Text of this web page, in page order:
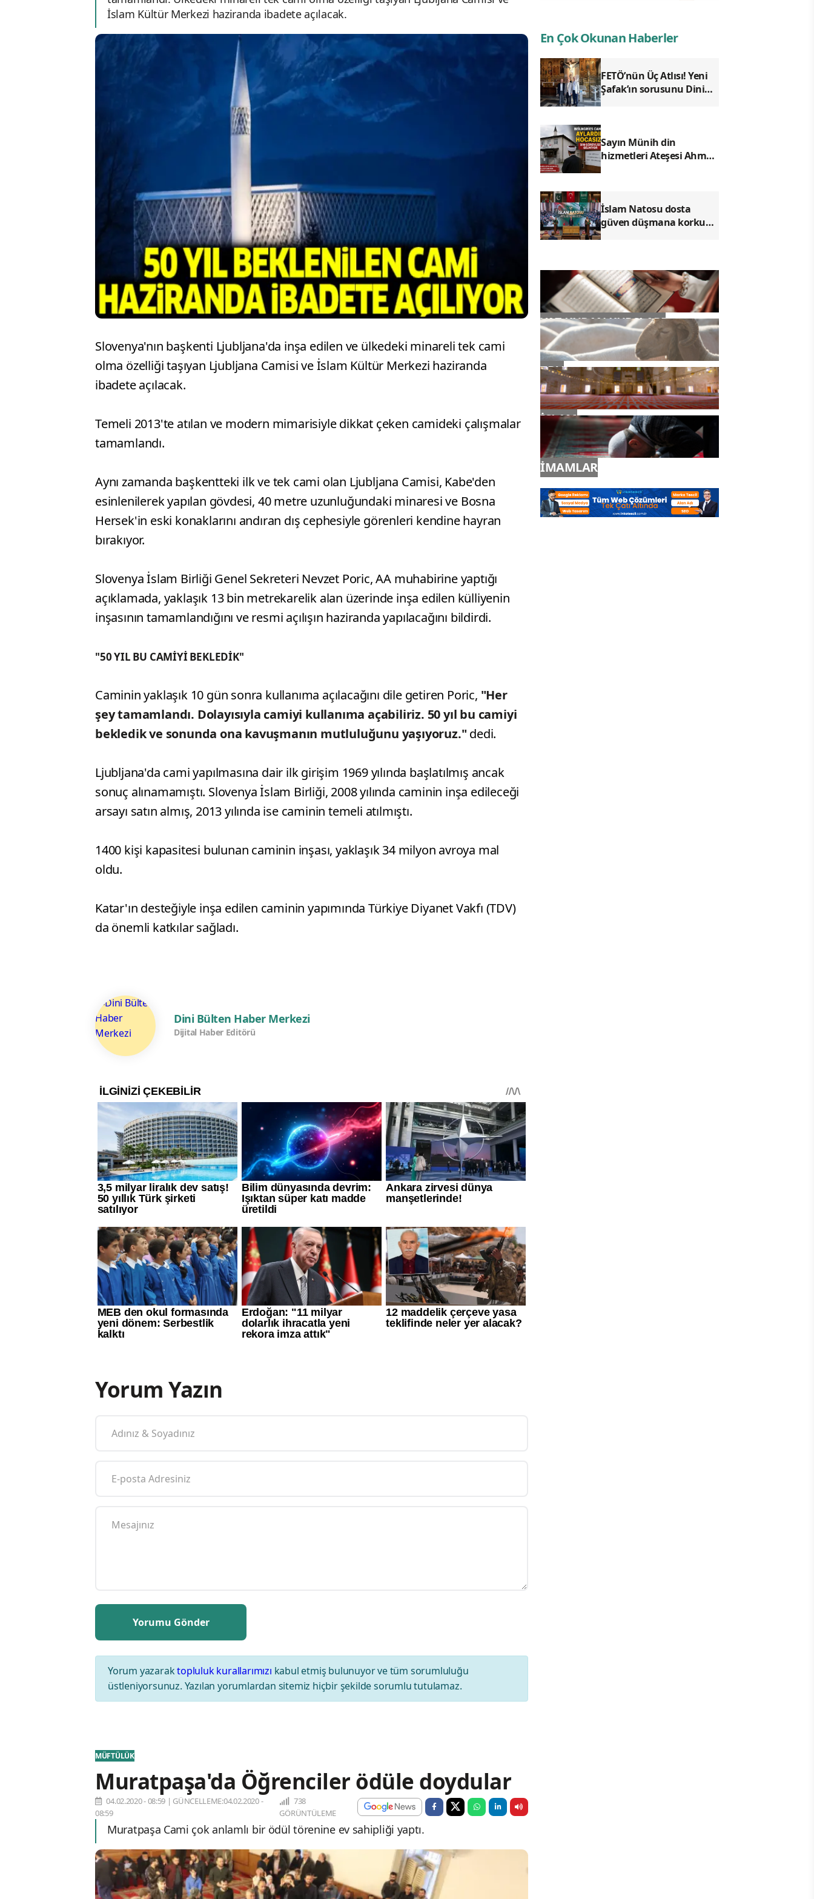
İslam Kültür Merkezi haziranda ibadete açılacak.
Slovenya'nın başkenti Ljubljana'da inşa edilen ve ülkedeki minareli tek cami
olma özelliği taşıyan Ljubljana Camisi ve İslam Kültür Merkezi haziranda
ibadete açılacak.
Temeli 2013'te atılan ve modern mimarisiyle dikkat çeken camideki çalışmalar
tamamlandı.
Aynı zamanda başkentteki ilk ve tek cami olan Ljubljana Camisi, Kabe'den
esinlenilerek yapılan gövdesi, 40 metre uzunluğundaki minaresi ve Bosna
Hersek'in eski konaklarını andıran dış cephesiyle görenleri kendine hayran
bırakıyor.
Slovenya İslam Birliği Genel Sekreteri Nevzet Poric, AA muhabirine yaptığı
açıklamada, yaklaşık 13 bin metrekarelik alan üzerinde inşa edilen külliyenin
inşasının tamamlandığını ve resmi açılışın haziranda yapılacağını bildirdi.
"50 YIL BU CAMİYİ BEKLEDİK"
Caminin yaklaşık 10 gün sonra kullanıma açılacağını dile getiren Poric, "Her
şey tamamlandı. Dolayısıyla camiyi kullanıma açabiliriz. 50 yıl bu camiyi
bekledik ve sonunda ona kavuşmanın mutluluğunu yaşıyoruz." dedi.
Ljubljana'da cami yapılmasına dair ilk girişim 1969 yılında başlatılmış ancak
sonuç alınamamıştı. Slovenya İslam Birliği, 2008 yılında caminin inşa edileceği
arsayı satın almış, 2013 yılında ise caminin temeli atılmıştı.
1400 kişi kapasitesi bulunan caminin inşası, yaklaşık 34 milyon avroya mal
oldu.
Katar'ın desteğiyle inşa edilen caminin yapımında Türkiye Diyanet Vakfı (TDV)
da önemli katkılar sağladı.
Dini Bülten Haber Merkezi
Dijital Haber Editörü
Yorum Yazın
Yorum yazaraktopluluk kurallarımızı kabul etmiş bulunuyor ve tüm sorumluluğu
üstleniyorsunuz. Yazılan yorumlardan sitemiz hiçbir şekilde sorumlu tutulamaz.
MÜFTÜLÜK
Muratpaşa'da Öğrenciler ödüle doydular
04.02.2020 - 08:59 | GÜNCELLEME:04.02.2020 -
08:59
738
GÖRÜNTÜLEME
Muratpaşa Cami çok anlamlı bir ödül törenine ev sahipliği yaptı.
En Çok Okunan Haberler
FETÖ’nün Üç Atlısı! Yeni
Şafak’ın sorusunu Dini
Sayın Münih din
hizmetleri Ateşesi Ahmet
İslam Natosu dosta
güven düşmana korku
YAZ KURAN KURSLARI
TDV
İSLAM
İMAMLAR